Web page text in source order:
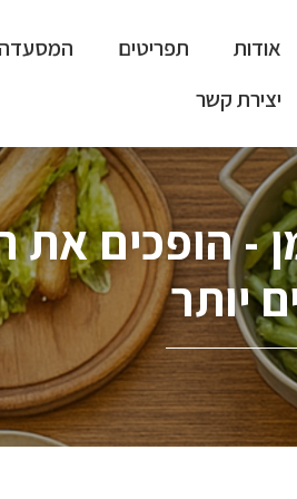
אודות תפריטים המסעדה
יצירת קשר
- הופכים את
יותר